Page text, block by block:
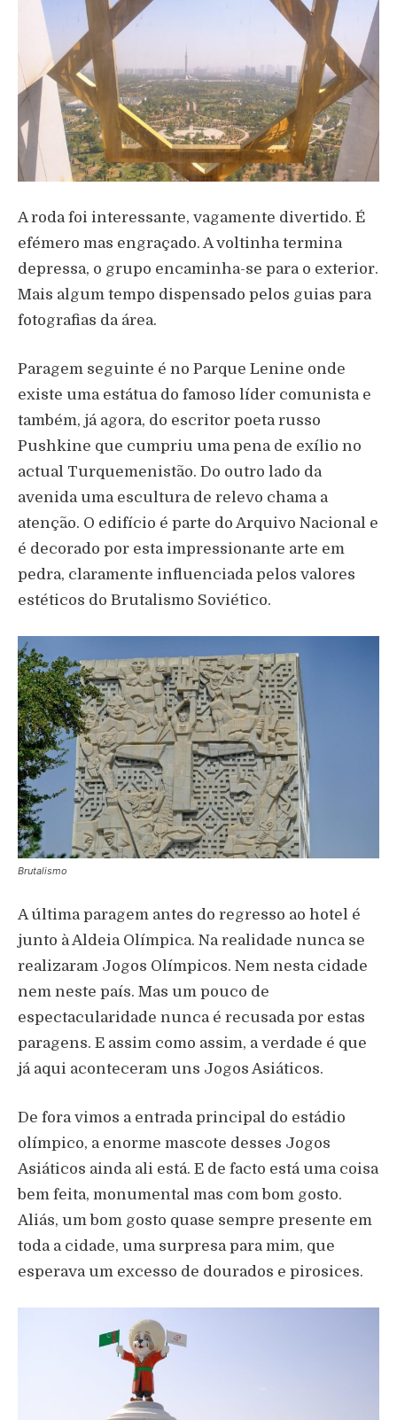
A roda foi interessante, vagamente divertido. É
efémero mas engraçado. A voltinha termina
depressa, o grupo encaminha-se para o exterior.
Mais algum tempo dispensado pelos guias para
fotografias da área.
Paragem seguinte é no Parque Lenine onde
existe uma estátua do famoso líder comunista e
também, já agora, do escritor poeta russo
Pushkine que cumpriu uma pena de exílio no
actual Turquemenistão. Do outro lado da
avenida uma escultura de relevo chama a
atenção. O edifício é parte do Arquivo Nacional e
é decorado por esta impressionante arte em
pedra, claramente influenciada pelos valores
estéticos do Brutalismo Soviético.
Brutalismo
A última paragem antes do regresso ao hotel é
junto à Aldeia Olímpica. Na realidade nunca se
realizaram Jogos Olímpicos. Nem nesta cidade
nem neste país. Mas um pouco de
espectacularidade nunca é recusada por estas
paragens. E assim como assim, a verdade é que
já aqui aconteceram uns Jogos Asiáticos.
De fora vimos a entrada principal do estádio
olímpico, a enorme mascote desses Jogos
Asiáticos ainda ali está. E de facto está uma coisa
bem feita, monumental mas com bom gosto.
Aliás, um bom gosto quase sempre presente em
toda a cidade, uma surpresa para mim, que
esperava um excesso de dourados e pirosices.